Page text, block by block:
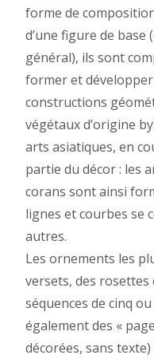
forme de
d’une figure de
général), ils sont
former et
constructions
végétaux d’origine
arts asiatiques, en
partie du décor : les
corans sont ainsi
lignes et courbes se
autres.
Les ornements les
versets, des
séquences de cinq
également des «
décorées, sans